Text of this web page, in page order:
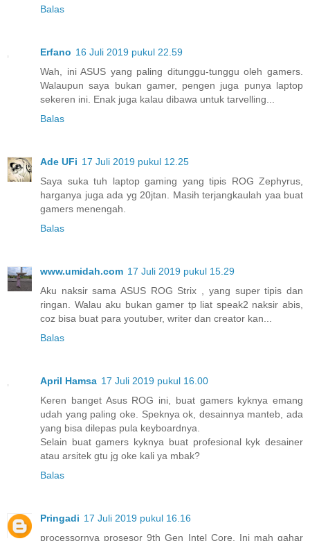
Balas
Erfano 16 Juli 2019 pukul 22.59
Wah, ini ASUS yang paling ditunggu-tunggu oleh gamers.
Walaupun saya bukan gamer, pengen juga punya laptop
sekeren ini. Enak juga kalau dibawa untuk tarvelling...
Balas
Ade UFi 17 Juli 2019 pukul 12.25
Saya suka tuh laptop gaming yang tipis ROG Zephyrus,
harganya juga ada yg 20jtan. Masih terjangkaulah yaa buat
gamers menengah.
Balas
www.umidah.com 17 Juli 2019 pukul 15.29
Aku naksir sama ASUS ROG Strix , yang super tipis dan
ringan. Walau aku bukan gamer tp liat speak2 naksir abis,
coz bisa buat para youtuber, writer dan creator kan...
Balas
April Hamsa 17 Juli 2019 pukul 16.00
Keren banget Asus ROG ini, buat gamers kyknya emang
udah yang paling oke. Speknya ok, desainnya manteb, ada
yang bisa dilepas pula keyboardnya.
Selain buat gamers kyknya buat profesional kyk desainer
atau arsitek gtu jg oke kali ya mbak?
Balas
Pringadi 17 Juli 2019 pukul 16.16
processornya prosesor 9th Gen Intel Core. Ini mah gahar